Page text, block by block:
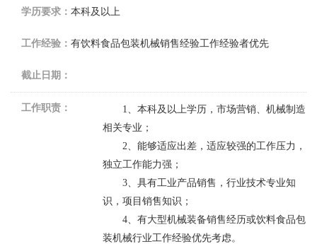
学历要求： 本科及以上
工作经验： 有饮料食品包装机械销售经验工作经验者优先
截止日期：
工作职责： 1、本科及以上学历，市场营销、机械制造
相关专业；
2、能够适应出差，适应较强的工作压力，
独立工作能力强；
3、具有工业产品销售，行业技术专业知
识，项目销售知识；
4、 有大型机械装备销售经历或饮料食品包
装机械行业工作经验优先考虑。